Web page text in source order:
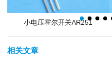
小电压霍尔开关AR251
相关文章